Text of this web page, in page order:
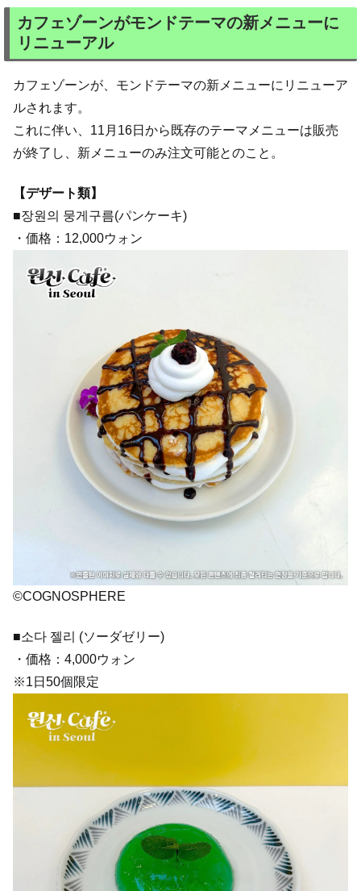
カフェゾーンがモンドテーマの新メニューに
リニューアル
カフェゾーンが、モンドテーマの新メニューにリニューア
ルされます。
これに伴い、11月16日から既存のテーマメニューは販売
が終了し、新メニューのみ注文可能とのこと。
【デザート類】
■장원의 뭉게구름(パンケーキ)
・価格：12,000ウォン
©COGNOSPHERE
■소다 젤리 (ソーダゼリー)
・価格：4,000ウォン
※1日50個限定